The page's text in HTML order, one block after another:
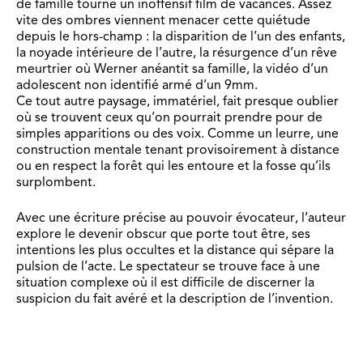
de famille tourne un inoffensif film de vacances. Assez
vite des ombres viennent menacer cette quiétude
depuis le hors-champ : la disparition de l’un des enfants,
la noyade intérieure de l’autre, la résurgence d’un rêve
meurtrier où Werner anéantit sa famille, la vidéo d’un
adolescent non identifié armé d’un 9mm.
Ce tout autre paysage, immatériel, fait presque oublier
où se trouvent ceux qu’on pourrait prendre pour de
simples apparitions ou des voix. Comme un leurre, une
construction mentale tenant provisoirement à distance
ou en respect la forêt qui les entoure et la fosse qu’ils
surplombent.
Avec une écriture précise au pouvoir évocateur, l’auteur
explore le devenir obscur que porte tout être, ses
intentions les plus occultes et la distance qui sépare la
pulsion de l’acte. Le spectateur se trouve face à une
situation complexe où il est difficile de discerner la
suspicion du fait avéré et la description de l’invention.